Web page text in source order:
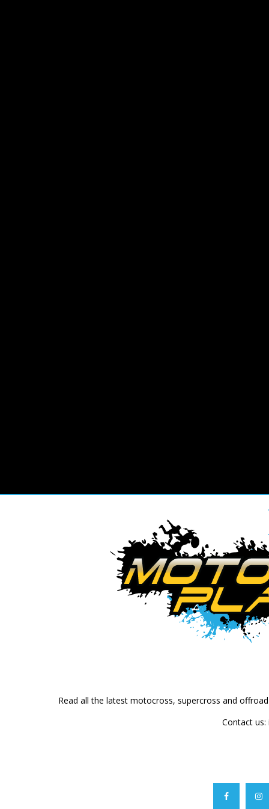
Read all the latest motocross, supercross and
Contact us: